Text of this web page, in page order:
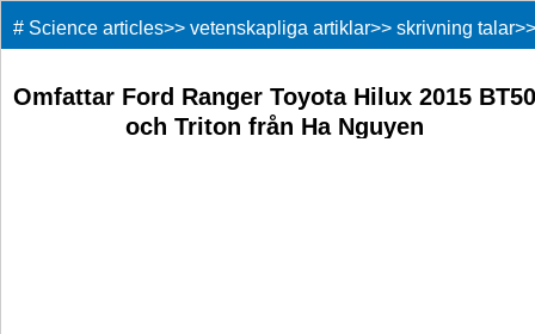
# Science articles>> vetenskapliga artiklar>> skrivning talar>>
Omfattar Ford Ranger Toyota Hilux 2015 BT50
och Triton från Ha Nguyen